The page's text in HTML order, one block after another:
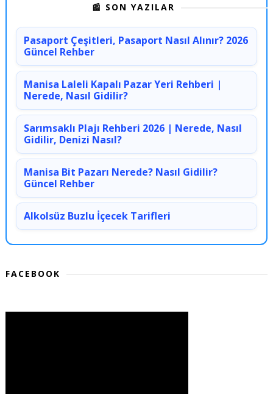
📰 SON YAZILAR
Pasaport Çeşitleri, Pasaport Nasıl Alınır? 2026
Güncel Rehber
Manisa Laleli Kapalı Pazar Yeri Rehberi |
Nerede, Nasıl Gidilir?
Sarımsaklı Plajı Rehberi 2026 | Nerede, Nasıl
Gidilir, Denizi Nasıl?
Manisa Bit Pazarı Nerede? Nasıl Gidilir?
Güncel Rehber
Alkolsüz Buzlu İçecek Tarifleri
FACEBOOK